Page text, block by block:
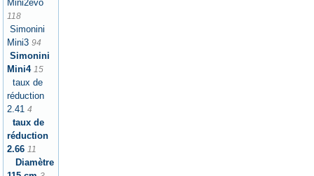
Mini2evo
118
Simonini
Mini3 94
Simonini
Mini4 15
taux de
réduction
2.41 4
taux de
réduction
2.66 11
Diamètre